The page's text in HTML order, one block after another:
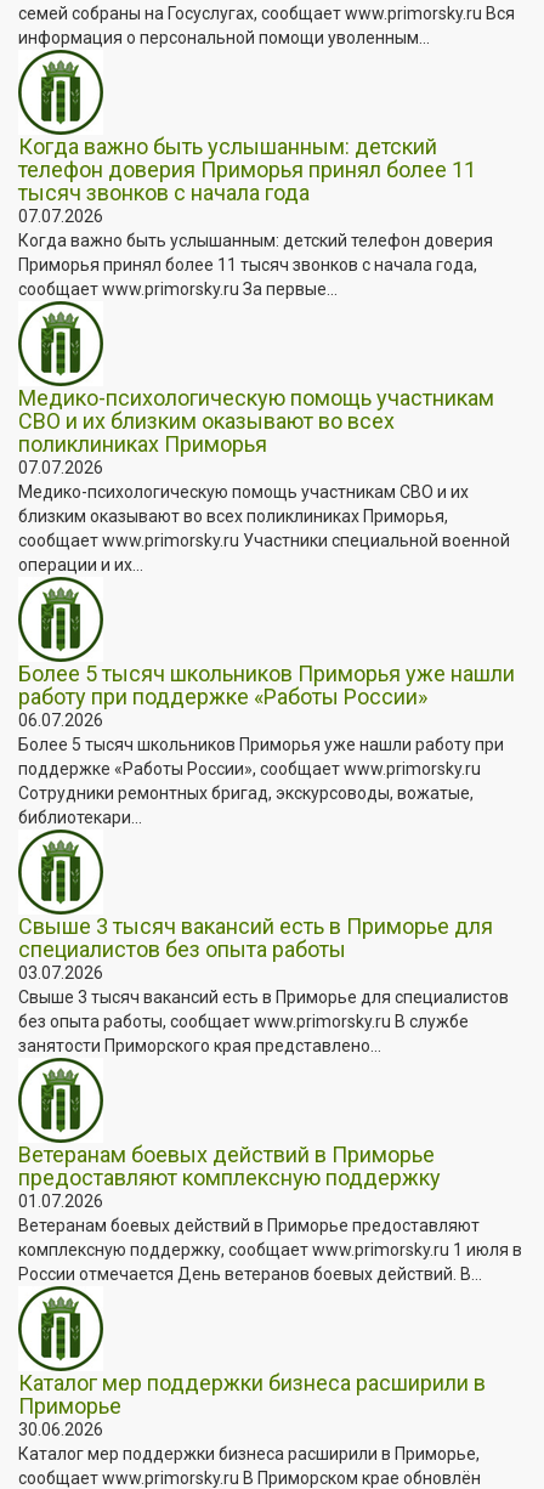
семей собраны на Госуслугах, сообщает www.primorsky.ru Вся
информация о персональной помощи уволенным...
Когда важно быть услышанным: детский
телефон доверия Приморья принял более 11
тысяч звонков с начала года
07.07.2026
Когда важно быть услышанным: детский телефон доверия
Приморья принял более 11 тысяч звонков с начала года,
сообщает www.primorsky.ru За первые...
Медико-психологическую помощь участникам
СВО и их близким оказывают во всех
поликлиниках Приморья
07.07.2026
Медико-психологическую помощь участникам СВО и их
близким оказывают во всех поликлиниках Приморья,
сообщает www.primorsky.ru Участники специальной военной
операции и их...
Более 5 тысяч школьников Приморья уже нашли
работу при поддержке «Работы России»
06.07.2026
Более 5 тысяч школьников Приморья уже нашли работу при
поддержке «Работы России», сообщает www.primorsky.ru
Сотрудники ремонтных бригад, экскурсоводы, вожатые,
библиотекари...
Свыше 3 тысяч вакансий есть в Приморье для
специалистов без опыта работы
03.07.2026
Свыше 3 тысяч вакансий есть в Приморье для специалистов
без опыта работы, сообщает www.primorsky.ru В службе
занятости Приморского края представлено...
Ветеранам боевых действий в Приморье
предоставляют комплексную поддержку
01.07.2026
Ветеранам боевых действий в Приморье предоставляют
комплексную поддержку, сообщает www.primorsky.ru 1 июля в
России отмечается День ветеранов боевых действий. В...
Каталог мер поддержки бизнеса расширили в
Приморье
30.06.2026
Каталог мер поддержки бизнеса расширили в Приморье,
сообщает www.primorsky.ru В Приморском крае обновлён